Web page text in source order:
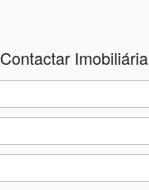
Contactar Imobiliária